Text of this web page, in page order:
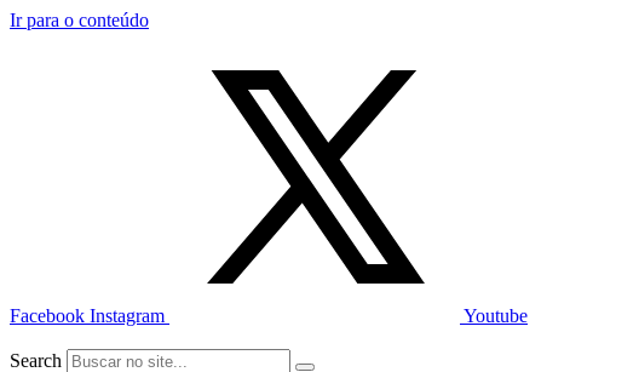
Ir para o conteúdo
Facebook Instagram Youtube
Search